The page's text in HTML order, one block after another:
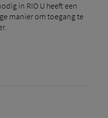
in RIO U heeft een
manier om toegang te